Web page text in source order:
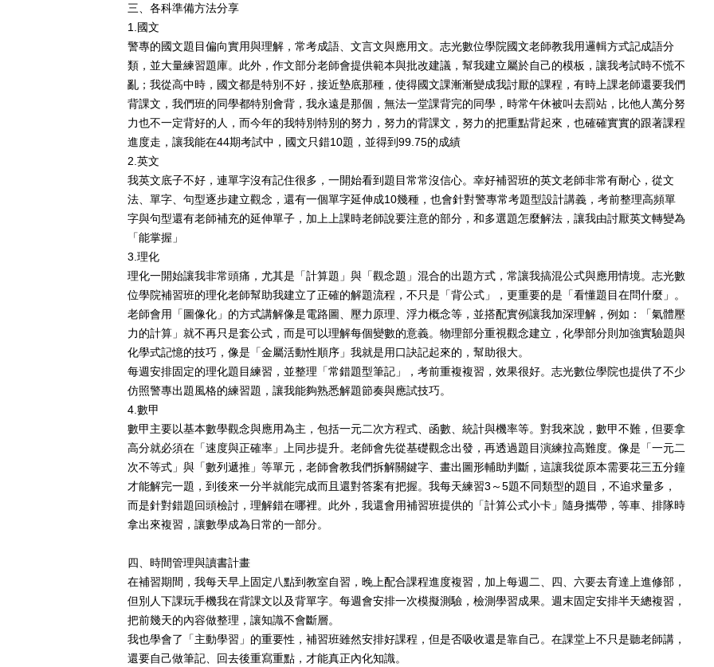
三、各科準備方法分享
1. 國文
警專的國文題目偏向實用與理解，常考成語、文言文與應用文。 志光數位學院國文老師教我用邏輯方式記成語分
類，並大量練習題庫。 此外，作文部分老師會提供範本與批改建議，幫我建立屬於自己的模板，讓我考試時不慌不
亂；我從高中時，國文都是特別不好，接近墊底那種，使得國文課漸漸變成我討厭的課程， 有時上課老師還要我們
背課文 ，我們班的同學都特別會背，我永遠是那個，無法一堂課背完的同學，時常午休被叫去罰站，比他人萬分努
力也不一定背好的人，而今年的我特別特別的努力，努力的背課文，努力的把重點背起來，也確確實實的跟著課程
進度走，讓我能在44期考試中，國文只錯10題，並得到99.75的成績
2. 英文
我英文底子不好，連單字沒有記住很多，一開始看到題目常常沒信心。幸好補習班的英文老師非常有耐心，從文
法、單字、句型逐步建立觀念，還有一個單字延伸成10幾種，也會針對警專常考題型設計講義，考前整理高頻單
字與句型還有老師補充的延伸單子，加上上課時老師說要注意的部分，和多選題怎麼解法，讓我由討厭英文轉變為
「能掌握」
3. 理化
理化一開始讓我非常頭痛，尤其是「計算題」與「觀念題」混合的出題方式，常讓我搞混公式與應用情境。志光數
位學院補習班的理化老師幫助我建立了正確的解題流程，不只是「背公式」，更重要的是「看懂題目在問什麼」。
老師會用「圖像化」的方式講解像是電路圖、壓力原理、浮力概念等，並搭配實例讓我加深理解，例如：「氣體壓
力的計算」就不再只是套公式，而是可以理解每個變數的意義。物理部分重視觀念建立，化學部分則加強實驗題與
化學式記憶的技巧，像是「金屬活動性順序」我就是用口訣記起來的，幫助很大。
每週安排固定的理化題目練習，並整理「常錯題型筆記」，考前重複複習，效果很好。志光數位學院也提供了不少
仿照警專出題風格的練習題，讓我能夠熟悉解題節奏與應試技巧。
4. 數甲
數甲主要以基本數學觀念與應用為主，包括一元二次方程式、函數、統計與機率等。對我來說，數甲不難，但要拿
高分就必須在「速度與正確率」上同步提升。老師會先從基礎觀念出發，再透過題目演練拉高難度。像是「一元二
次不等式」與「數列遞推」等單元，老師會教我們拆解關鍵字、畫出圖形輔助判斷，這讓我從原本需要花三五分鐘
才能解完一題，到後來一分半就能完成而且還對答案有把握。我每天練習3～5題不同類型的題目，不追求量多，
而是針對錯題回頭檢討，理解錯在哪裡。此外，我還會用補習班提供的「計算公式小卡」隨身攜帶，等車、排隊時
拿出來複習，讓數學成為日常的一部分。
四、時間管理與讀書計畫
在補習期間，我每天早上固定八點到教室自習，晚上配合課程進度複習，加上每週二、四、六要去育達上進修部，
但別人下課玩手機我在背課文以及背單字。每週會安排一次模擬測驗，檢測學習成果。週末固定安排半天總複習，
把前幾天的內容做整理，讓知識不會斷層。
我也學會了「主動學習」的重要性，補習班雖然安排好課程，但是否吸收還是靠自己。在課堂上不只是聽老師講，
還要自己做筆記、回去後重寫重點，才能真正內化知識。